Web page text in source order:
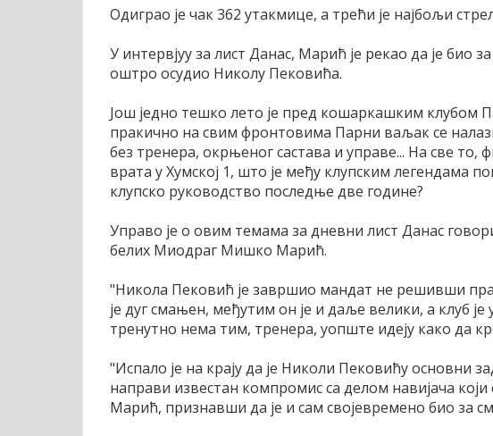
Одиграо је чак 362 утакмице, а трећи је најбољи
У интервјуу за лист Данас, Марић је рекао да је био
оштро осудио Николу Пековића.
Још једно тешко лето је пред кошаркашким клубом
пракично на свим фронтовима Парни ваљак се
без тренера, окрњеног састава и управе... На све то,
врата у Хумској 1, што је међу клупским легендама
клупско руководство последње две године?
Управо је о овим темама за дневни лист Данас
белих Миодраг Мишко Марић.
"Никола Пековић је завршио мандат не решивши
је дуг смањен, међутим он је и даље велики, а клуб је
тренутно нема тим, тренера, уопште идеју како да
"Испало је на крају да је Николи Пековићу основни
направи известан компромис са делом навијача
Марић, признавши да је и сам својевремено био за